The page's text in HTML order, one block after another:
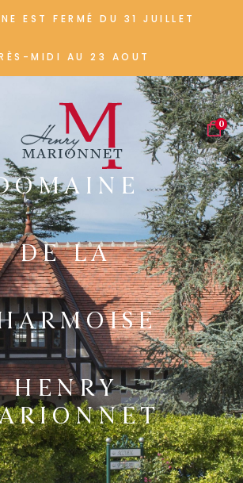
EST FERMÉ DU 31 JUILLET
MIDI AU 23 AOUT
0
DE LA
HENRY